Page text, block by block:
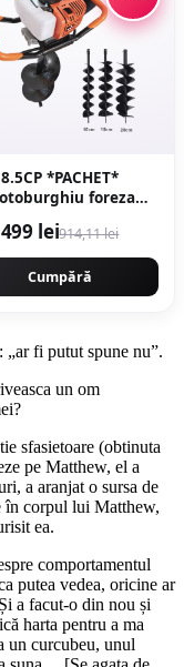
8.5CP *PACHET*
foreza
Professional, 3
incluse (100, 150,
GT4350 CAMPION
CMP4350
499 lei914,11 lei
Cumpără
„ar fi putut spune nu”.
un om
sfasietoare (obtinuta
pe Matthew, el a
a aranjat o sursa de
în corpul lui Matthew,
ea.
comportamentul
putea vedea, oricine ar
a facut-o din nou și
harta pentru a ma
un curcubeu, unul